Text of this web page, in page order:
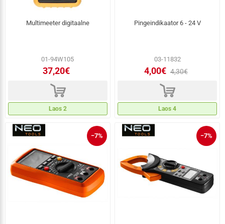
Multimeeter digitaalne
01-94W105
37,20€
d
Laos 2
Pingeindikaator 6 - 24 V
03-11832
4,00€ 4,30€
d
Laos 4
−7% −7%